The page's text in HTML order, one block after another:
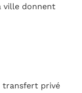
ville donnent
transfert privé